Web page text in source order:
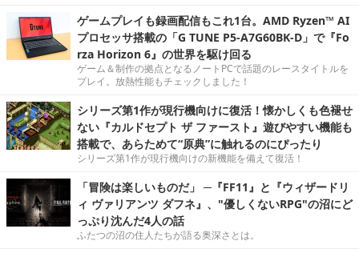
ゲームプレイも録画配信もこれ1台。AMD Ryzen™ AI
プロセッサ搭載の「G TUNE P5-A7G60BK-D」で『Fo
rza Horizon 6』の世界を駆け回る
ゲーム＆制作の拠点となるノートPCで話題のレースタイトルを
プレイ。放熱性能もチェックしました！
シリーズ第1作が現行機向けに復活！懐かしくも色褪せ
ない『カルドセプト ザ ファースト』遊びやすい機能も
搭載で、あらためて“原典”に触れるのにぴったり
シリーズ第1作が現行機向けの新機能を備えて復活！
「冒険は楽しいものだ」 ─『FF11』と『ウィザードリ
ィ ヴァリアンツ ダフネ』、"優しくないRPG"の沼にど
っぷり沈んだ4人の話
ふたつの沼の住人たちが語る奥深さとは。